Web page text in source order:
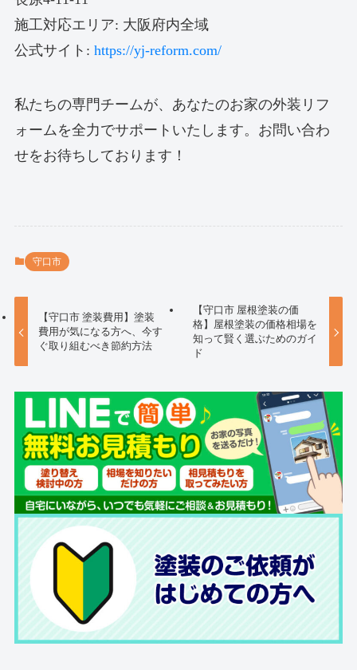
施工対応エリア: 大阪府内全域
公式サイト: https://yj-reform.com/
私たちの専門チームが、あなたのお家の外装リフ
ォームを全力でサポートいたします。お問い合わ
せをお待ちしております！
守口市
【守口市 塗装費用】塗装
費用が気になる方へ、今す
ぐ取り組むべき節約方法
【守口市 屋根塗装の価
格】屋根塗装の価格相場を
知って賢く選ぶためのガイ
ド